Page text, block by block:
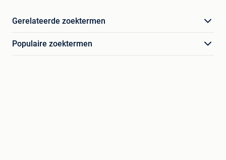
Gerelateerde zoektermen
Populaire zoektermen